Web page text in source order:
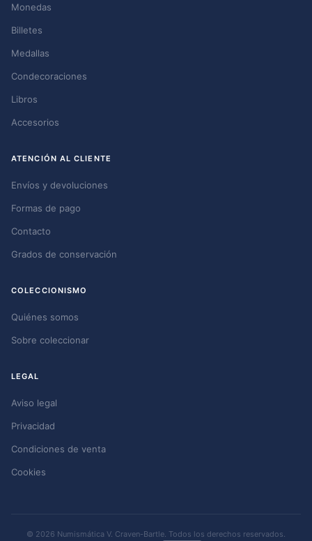
Monedas
Billetes
Medallas
Condecoraciones
Libros
Accesorios
ATENCIÓN AL CLIENTE
Envíos y devoluciones
Formas de pago
Contacto
Grados de conservación
COLECCIONISMO
Quiénes somos
Sobre coleccionar
LEGAL
Aviso legal
Privacidad
Condiciones de venta
Cookies
© 2026 Numismática V. Craven-Bartle. Todos los derechos reservados.